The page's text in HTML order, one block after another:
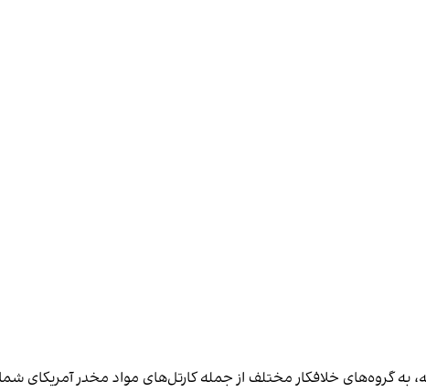
به گروه‌های خلافکار مختلف از جمله کارتل‌های مواد مخدر آمریکای